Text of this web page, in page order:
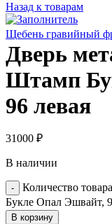
Назад к товарам
Щебень гравийный
Дверь
Штамп
96 левая
31000 ₽
В наличии
Количество
Букле Опал Эшвайт,
В корзину